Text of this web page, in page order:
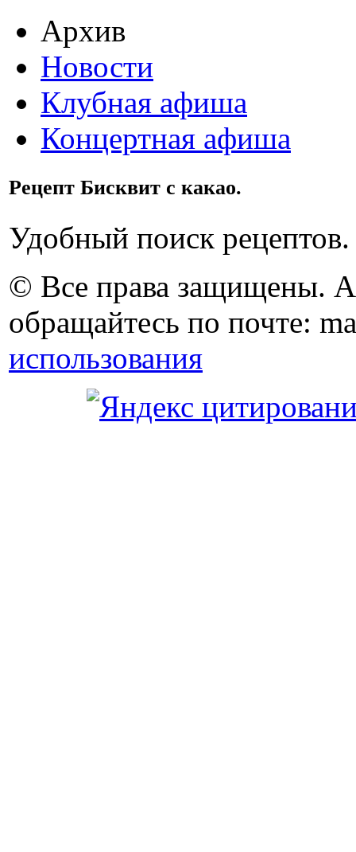
Архив
Новости
Клубная афиша
Концертная афиша
Рецепт Бисквит с какао.
Удобный поиск рецептов.
© Все права защищены.
обращайтесь по почте:
использования